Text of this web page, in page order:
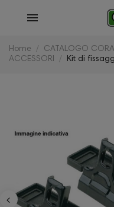
Home CATALOGO CORA
ACCESSORI
Kit di